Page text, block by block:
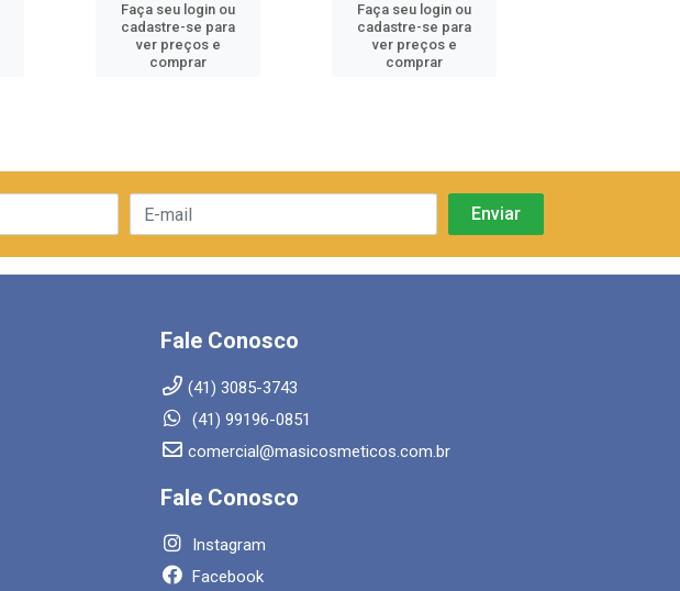
Faça seu login ou
cadastre-se para
ver preços e
comprar
Faça seu login ou
cadastre-se para
ver preços e
comprar
Fale Conosco
(41) 3085-3743
(41) 99196-0851
comercial@masicosmeticos.com.br
Fale Conosco
Instagram
Facebook